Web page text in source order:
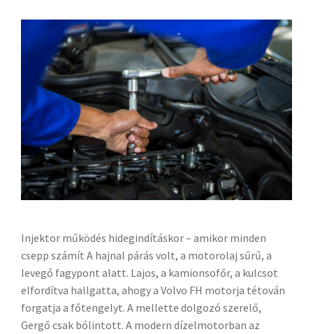
Injektor működés hidegindításkor – amikor minden
csepp számít A hajnal párás volt, a motorolaj sűrű, a
levegő fagypont alatt. Lajos, a kamionsofőr, a kulcsot
elfordítva hallgatta, ahogy a Volvo FH motorja tétován
forgatja a főtengelyt. A mellette dolgozó szerelő,
Gergő csak bólintott. A modern dízelmotorban az